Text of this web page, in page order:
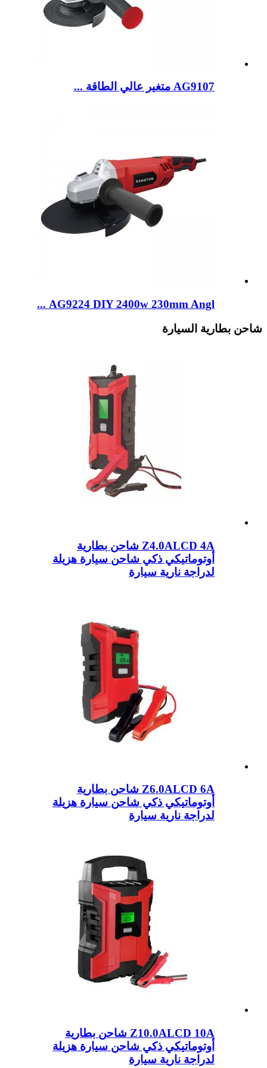
AG9107 متغير عالي الطاقة ...
AG9224 DIY 2400w 230mm Angl ...
شاحن بطارية السيارة
Z4.0ALCD 4A شاحن بطارية
أوتوماتيكي ذكي شاحن سيارة هزيلة
لدراجة نارية سيارة
Z6.0ALCD 6A شاحن بطارية
أوتوماتيكي ذكي شاحن سيارة هزيلة
لدراجة نارية سيارة
Z10.0ALCD 10A شاحن بطارية
أوتوماتيكي ذكي شاحن سيارة هزيلة
لدراجة نارية سيارة